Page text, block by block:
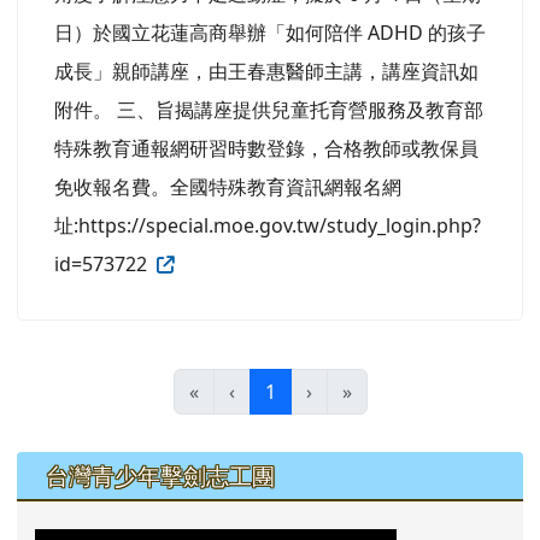
日）於國立花蓮高商舉辦「如何陪伴 ADHD 的孩子
成長」親師講座，由王春惠醫師主講，講座資訊如
附件。 三、旨揭講座提供兒童托育營服務及教育部
特殊教育通報網研習時數登錄，合格教師或教保員
免收報名費。全國特殊教育資訊網報名網
址:https://special.moe.gov.tw/study_login.php?
id=573722
« ‹ 1 (目前頁次)
› »
左邊區域內容
台灣青少年擊劍志工團